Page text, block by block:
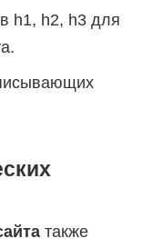
h1, h2, h3 для
также